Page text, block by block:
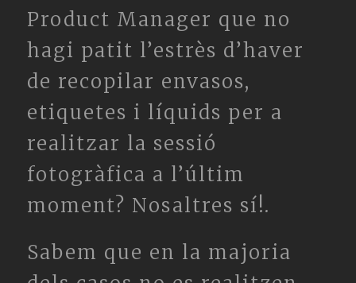
Product Manager que no
hagi patit l’estrès d’haver
de recopilar envasos,
etiquetes i líquids per a
realitzar la sessió
fotogràfica a l’últim
moment? Nosaltres sí!.
Sabem que en la majoria